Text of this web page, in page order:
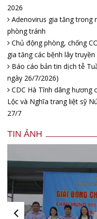
2026
Adenovirus gia tăng trong
phòng tránh
Chủ động phòng, chống
gia tăng các bệnh lây
Báo cáo bản tin dịch tễ
ngày 26/7/2026)
CDC Hà Tĩnh dâng hương
Lộc và Nghĩa trang liệt sỹ
27/7
TIN ẢNH